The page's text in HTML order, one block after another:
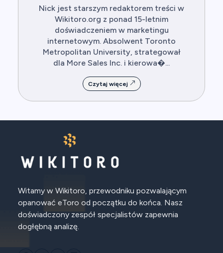
Nick jest starszym redaktorem treści w
Wikitoro.org z ponad 15-letnim
doświadczeniem w marketingu
internetowym. Absolwent Toronto
Metropolitan University, strategował
dla More Sales Inc. i kierowa�...
Czytaj więcej
Witamy w Wikitoro, przewodniku pozwalającym
opanować eToro od początku do końca. Nasz
doświadczony zespół specjalistów zapewnia
dogłębną analizę.